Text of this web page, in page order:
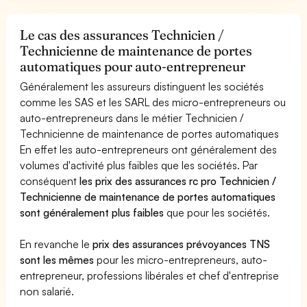
Le cas des assurances Technicien /
Technicienne de maintenance de portes
automatiques pour auto-entrepreneur
Généralement les assureurs distinguent les sociétés
comme les SAS et les SARL des micro-entrepreneurs ou
auto-entrepreneurs dans le métier Technicien /
Technicienne de maintenance de portes automatiques
En effet les auto-entrepreneurs ont généralement des
volumes d'activité plus faibles que les sociétés. Par
conséquentles prix des assurances rc pro Technicien /
Technicienne de maintenance de portes automatiques
sont généralement plus faibles que pour les sociétés.
En revanche leprix des assurances prévoyances TNS
sont les mêmes pour les micro-entrepreneurs, auto-
entrepreneur, professions libérales et chef d'entreprise
non salarié.